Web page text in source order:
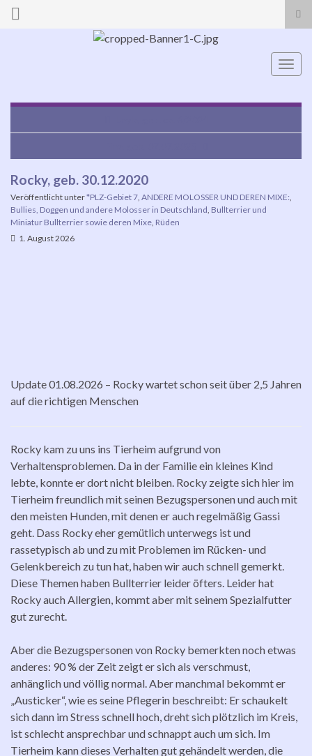
Search for:
Rocky, geb. 30.12.2020
Veröffentlicht unter*PLZ-Gebiet 7 ANDERE MOLOSSER UND DEREN MIXE:
Bullies, Doggen und andere Molosser in Deutschland Bullterrier und
Miniatur Bullterrier sowie deren Mixe Rüden
1. August 2026
Update 01.08.2026 – Rocky wartet schon seit über 2,5 Jahren
auf die richtigen Menschen
Rocky kam zu uns ins Tierheim aufgrund von
Verhaltensproblemen. Da in der Familie ein kleines Kind
lebte, konnte er dort nicht bleiben. Rocky zeigte sich hier im
Tierheim freundlich mit seinen Bezugspersonen und auch mit
den meisten Hunden, mit denen er auch regelmäßig Gassi
geht. Dass Rocky eher gemütlich unterwegs ist und
rassetypisch ab und zu mit Problemen im Rücken- und
Gelenkbereich zu tun hat, haben wir auch schnell gemerkt.
Diese Themen haben Bullterrier leider öfters. Leider hat
Rocky auch Allergien, kommt aber mit seinem Spezialfutter
gut zurecht.
Aber die Bezugspersonen von Rocky bemerkten noch etwas
anderes: 90 % der Zeit zeigt er sich als verschmust,
anhänglich und völlig normal. Aber manchmal bekommt er
„Austicker“, wie es seine Pflegerin beschreibt: Er schaukelt
sich dann im Stress schnell hoch, dreht sich plötzlich im Kreis,
ist schlecht ansprechbar und schnappt auch um sich. Im
Tierheim kann dieses Verhalten gut gehändelt werden, die